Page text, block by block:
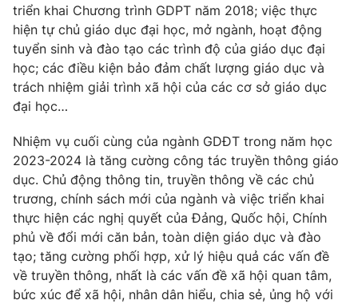
triển khai Chương trình GDPT năm 2018; việc thực
hiện tự chủ giáo dục đại học, mở ngành, hoạt động
tuyển sinh và đào tạo các trình độ của giáo dục đại
học; các điều kiện bảo đảm chất lượng giáo dục và
trách nhiệm giải trình xã hội của các cơ sở giáo dục
đại học…
Nhiệm vụ cuối cùng của ngành GDĐT trong năm học
2023-2024 là tăng cường công tác truyền thông giáo
dục. Chủ động thông tin, truyền thông về các chủ
trương, chính sách mới của ngành và việc triển khai
thực hiện các nghị quyết của Đảng, Quốc hội, Chính
phủ về đổi mới căn bản, toàn diện giáo dục và đào
tạo; tăng cường phối hợp, xử lý hiệu quả các vấn đề
về truyền thông, nhất là các vấn đề xã hội quan tâm,
bức xúc để xã hội, nhân dân hiểu, chia sẻ, ủng hộ với